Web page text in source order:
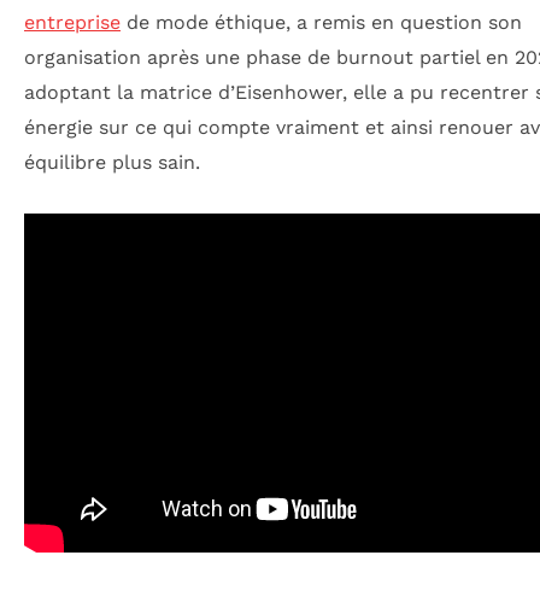
entreprise de mode éthique, a remis en question son
organisation après une phase de burnout partiel en
adoptant la matrice d’Eisenhower, elle a pu recentrer
énergie sur ce qui compte vraiment et ainsi renouer
équilibre plus sain.